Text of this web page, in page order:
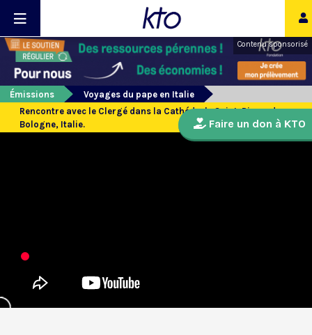
Contenu sponsorisé
Émissions
Voyages du pape en Italie
Rencontre avec le Clergé dans la Cathédrale Saint-Pierre de
Bologne, Italie.
Faire un don à KTO